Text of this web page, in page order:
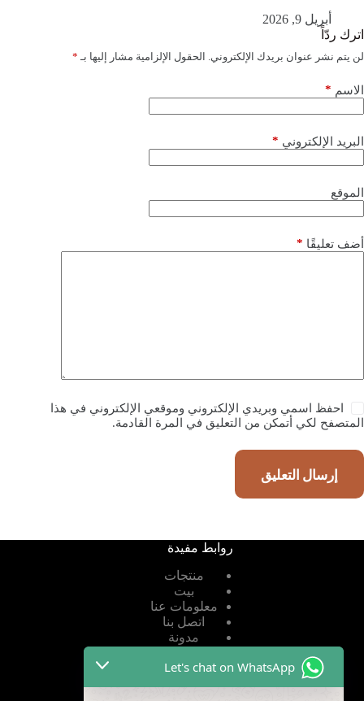
أبريل 9, 2026
اترك ردّاً
لن يتم نشر عنوان بريدك الإلكتروني. الحقول الإلزامية مشار إليها بـ *
الاسم *
البريد الإلكتروني *
الموقع
أضف تعليقًا *
احفظ اسمي وبريدي الإلكتروني وموقعي الإلكتروني في هذا
المتصفح لكي أتمكن من التعليق في المرة القادمة.
إرسال التعليق
روابط مفيدة
منتجات
بيت
معلومات عنا
اتصل بنا
مدونة
Let's chat on WhatsApp